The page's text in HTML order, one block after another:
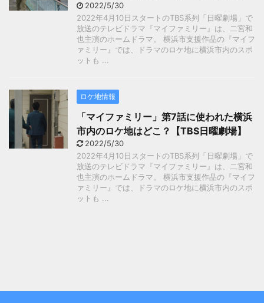
2022/5/30
2022年4月10日スタートのTBS系列「日曜劇場」で
放送のテレビドラマ『マイファミリー』は、二宮和
也主演のホームドラマ。 横浜市支援作品の『マイフ
ァミリー』では、ドラマのロケ地に横浜市内のスポ
ットも ...
ロケ地情報
「マイファミリー」第7話に使われた横浜
市内のロケ地はどこ？【TBS日曜劇場】
2022/5/30
2022年4月10日スタートのTBS系列「日曜劇場」で
放送のテレビドラマ『マイファミリー』は、二宮和
也主演のホームドラマ。 横浜市支援作品の『マイフ
ァミリー』では、ドラマのロケ地に横浜市内のスポ
ットも ...